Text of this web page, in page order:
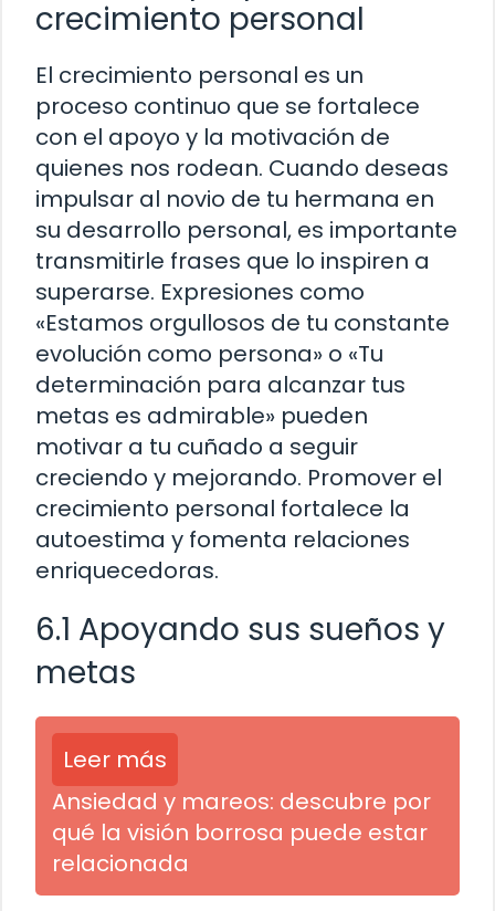
crecimiento personal
El crecimiento personal es un
proceso continuo que se fortalece
con el apoyo y la motivación de
quienes nos rodean. Cuando deseas
impulsar al novio de tu hermana en
su desarrollo personal, es importante
transmitirle frases que lo inspiren a
superarse. Expresiones como
«Estamos orgullosos de tu constante
evolución como persona» o «Tu
determinación para alcanzar tus
metas es admirable» pueden
motivar a tu cuñado a seguir
creciendo y mejorando. Promover el
crecimiento personal fortalece la
autoestima y fomenta relaciones
enriquecedoras.
6.1 Apoyando sus sueños y
metas
Leer más
Ansiedad y mareos: descubre por
qué la visión borrosa puede estar
relacionada